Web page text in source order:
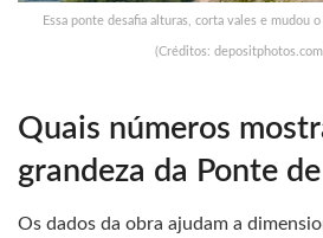
Essa ponte desafia alturas, corta vales e mudou
(Créditos:
Quais números
grandeza da Ponte
Os dados da obra ajudam a